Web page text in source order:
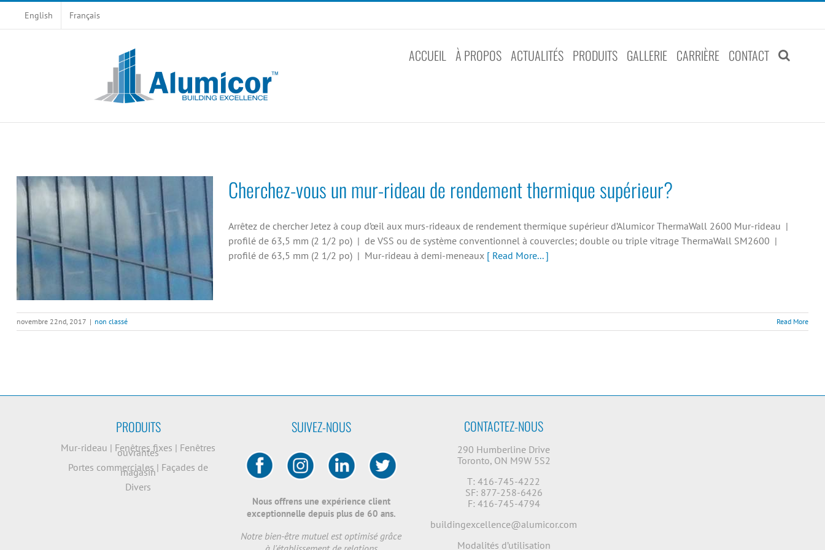
English Français
ACCUEIL À PROPOS ACTUALITÉS PRODUITS GALLERIE CARRIÈRE CONTACT
Cherchez-vous un mur-rideau de rendement thermique supérieur?
Arrêtez de chercher Jetez à coup d’œil aux murs-rideaux de rendement thermique supérieur d’Alumicor ThermaWall 2600 Mur-rideau |
profilé de 63,5 mm (2 1/2 po) | de VSS ou de système conventionnel à couvercles; double ou triple vitrage ThermaWall SM2600 |
profilé de 63,5 mm (2 1/2 po) | Mur-rideau à demi-meneaux [ Read More... ]
novembre 22nd, 2017 | non classé Read More
PRODUITS
Mur-rideau | Fenêtres fixes | Fenêtres
ouvrantes
Portes commerciales | Façades de
magasin
Divers
SUIVEZ-NOUS
Nous offrens une expérience client
exceptionnelle depuis plus de 60 ans.
Notre bien-être mutuel est optimisé grâce
CONTACTEZ-NOUS
290 Humberline Drive
Toronto, ON M9W 5S2
T: 416-745-4222
SF: 877-258-6426
F: 416-745-4794
buildingexcellence@alumicor.com
Modalités d’utilisation